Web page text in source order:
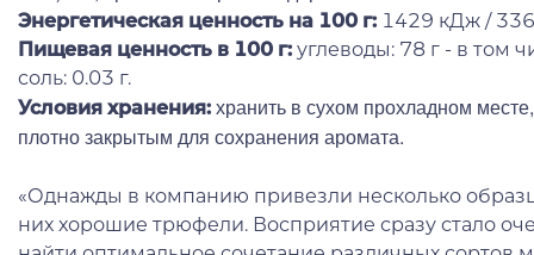
Энергетическая ценность на 100 г: 1429 кДж /
Пищевая ценность в 100 г: углеводы: 78 г - в том
соль: 0.03 г.
Условия хранения: хранить в сухом прохладном
плотно закрытым для сохранения аромата.
«Однажды в компанию привезли несколько
них хорошие трюфели. Восприятие сразу стало